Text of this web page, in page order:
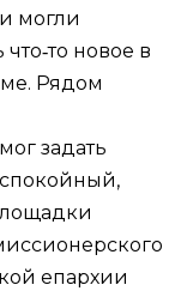
могли
новое в
Рядом
задать
епархии